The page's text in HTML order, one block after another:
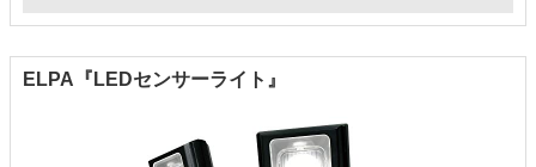
ELPA『LEDセンサーライト』